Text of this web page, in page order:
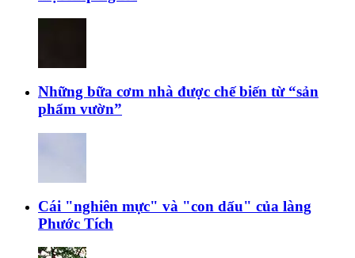
Những bữa cơm nhà được chế biến từ “sản
phẩm vườn”
Cái "nghiên mực" và "con dấu" của làng
Phước Tích